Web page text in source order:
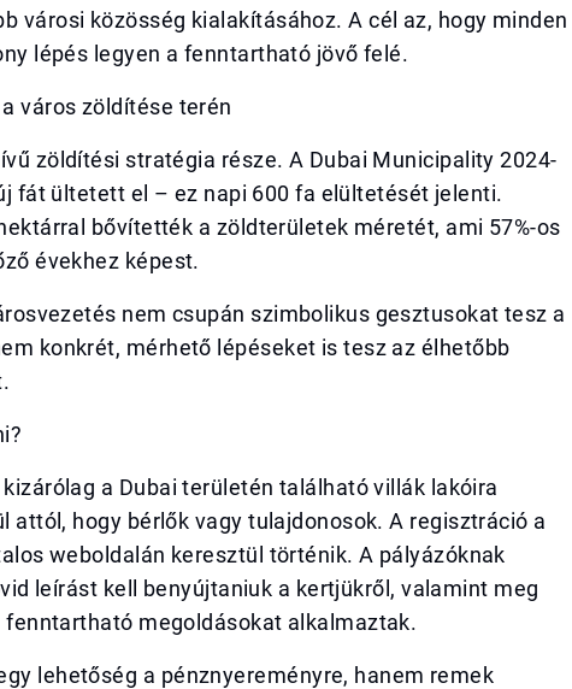
városi közösség kialakításához. A cél az, hogy minden
lépés legyen a fenntartható jövő felé.
város zöldítése terén
zöldítési stratégia része. A Dubai Municipality 2024-
fát ültetett el – ez napi 600 fa elültetését jelenti.
bővítették a zöldterületek méretét, ami 57%-os
évekhez képest.
nem csupán szimbolikus gesztusokat tesz a
konkrét, mérhető lépéseket is tesz az élhetőbb
a Dubai területén található villák lakóira
attól, hogy bérlők vagy tulajdonosok. A regisztráció a
weboldalán keresztül történik. A pályázóknak
leírást kell benyújtaniuk a kertjükről, valamint meg
fenntartható megoldásokat alkalmaztak.
lehetőség a pénznyereményre, hanem remek